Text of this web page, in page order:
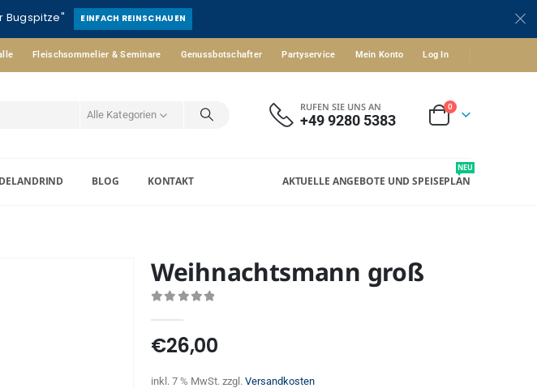
Bugspitze" EINFACH REINSCHAUEN
Fleischsommelier & Seminare Genussbotschafter Partyservice Mein Konto Log In
Alle Kategorien
RUFEN SIE UNS AN
+49 9280 5383
0
BLOG KONTAKT AKTUELLE ANGEBOTE UND SPEISEPLAN
NEU
Weihnachtsmann groß
€26,00
inkl. 7 % MwSt. zzgl. Versandkosten